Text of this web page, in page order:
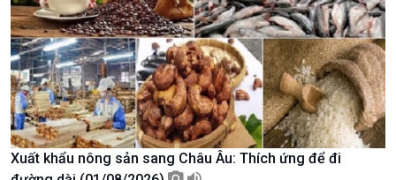
Xây dựng đảng
Đảng trong cuộc sống
Nhận diện sự thật
Pháp luật và đời sống
Thế giới & Việt Nam
Biên cương - Một dải vững
bền
Xuất khẩu nông sản sang Châu Âu: Thích ứng để đi